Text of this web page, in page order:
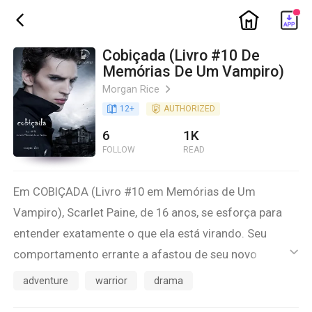
ic_back ic_home
Cobiçada (Livro #10 De
Memórias De Um Vampiro)
Morgan Rice ic_arrow_right
book_age 12+ detail_authorized AUTHORIZED
6
FOLLOW
1K
READ
Em COBIÇADA (Livro #10 em Memórias de Um
Vampiro), Scarlet Paine, de 16 anos, se esforça para
entender exatamente o que ela está virando. Seu
comportamento errante a afastou de seu novo
namorado, Blake, e, agora, ela precisa se empenhar em
ic_default
adventure warrior drama